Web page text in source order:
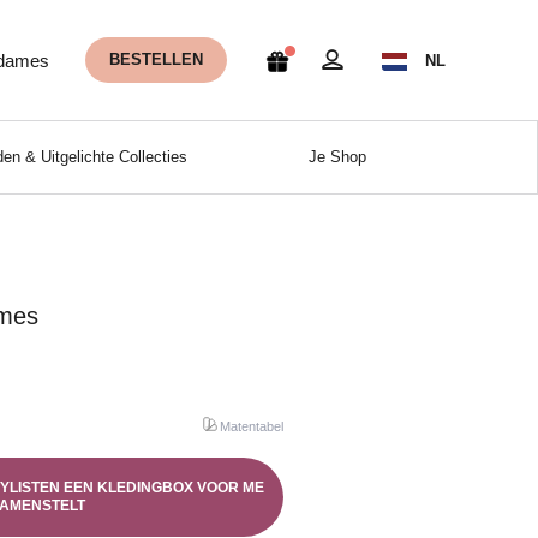
BESTELLEN NL
& Uitgelichte Collecties Je Shop
Matentabel
EEN KLEDINGBOX VOOR ME